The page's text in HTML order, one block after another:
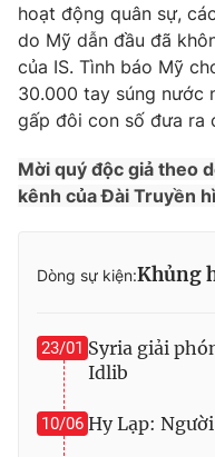
Photo
Video
Thị trường 24h
VTV4
VTV9
hoạt động quân sự,
do Mỹ dẫn đầu đã
của IS. Tình báo Mỹ
30.000 tay súng nước
gấp đôi con số đưa ra
Mời quý độc giả theo
kênh của Đài Truyền
Dòng sự kiện:Khủng
23/01 Syria giải
Idlib
10/06 Hy Lạp: